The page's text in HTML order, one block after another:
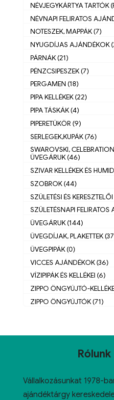
NÉVJEGYKÁRTYA TARTÓK
NÉVNAPI FELIRATOS
NOTESZEK, MAPPÁK (7)
NYUGDÍJAS AJÁNDÉKOK
PÁRNÁK (21)
PÉNZCSIPESZEK (7)
PERGAMEN (18)
PIPA KELLÉKEK (22)
PIPA TÁSKÁK (4)
PIPERETÜKÖR (9)
SERLEGEK,KUPÁK (76)
SWAROVSKI,
ÜVEGÁRUK (46)
SZIVAR KELLÉKEK ÉS
SZOBROK (44)
SZÜLETÉSI ÉS
SZÜLETÉSNAPI
ÜVEGÁRUK (144)
ÜVEGDÍJAK, PLAKETTEK
ÜVEGPIPÁK (0)
VICCES AJÁNDÉKOK (36)
VÍZIPIPÁK ÉS KELLÉKEI (6)
ZIPPO ÖNGYÚJTÓ-
ZIPPO ÖNGYÚJTÓK (71)
Rólunk
Vállalkozásunkat 1978-
ajándéktárgy